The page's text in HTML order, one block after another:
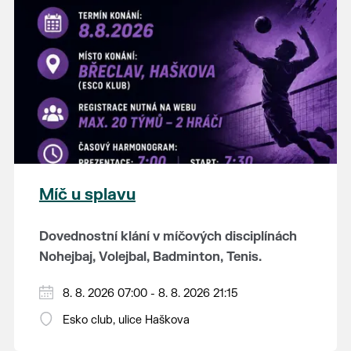
K tanci a poslechu bude hrát DH
Lanžhotčané.
Těšíme se na Vás!
Míč u splavu
Dovednostní klání v míčových disciplínách
Nohejbaj, Volejbal, Badminton, Tenis.
Zúčastnit se může max. 20 dvojčlenných
týmů - každý tým si zahraje min. 4 západy od
8. 8. 2026 07:00 - 8. 8. 2026 21:15
Esko club, ulice Haškova